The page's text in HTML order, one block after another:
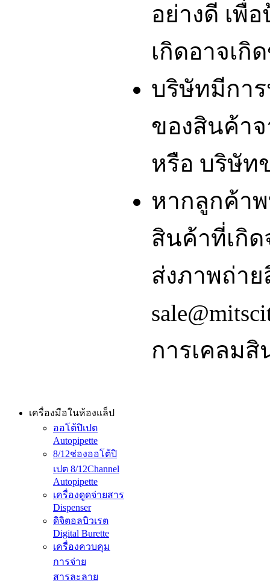
อย่างดี เพื่
เกิดอาจเกิ
บริษัทมีกา
ของสินค้าจ
หรือ บริษัท
หากลูกค้า
สินค้าที่เกิ
ส่งภาพถ่า
การเคลมสิ
เครื่องมือในห้องแล็ป
ออโต้ปิเปต
Autopipette
8/12ช่องออโต้ปิ
เปต 8/12Channel
Autopipette
เครื่องดูดจ่ายสาร
Dispenser
ดิจิตอลบิวเรต
Digital Burette
เครื่องควบคุม
การจ่าย
สารละลาย